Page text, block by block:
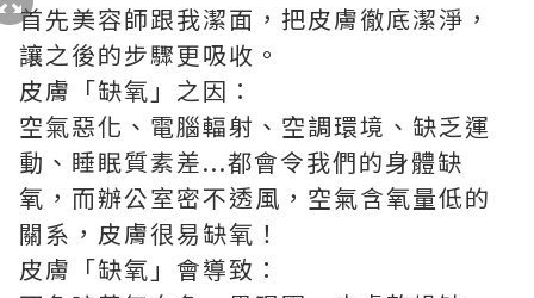
首先美容師跟我潔面，把皮膚徹底潔淨，
讓之後的步驟更吸收。
皮膚「缺氧」之因：
空氣惡化、電腦輻射、空調環境、缺乏運
動、睡眠質素差...都會令我們的身體缺
氧，而辦公室密不透風，空氣含氧量低的
關系，皮膚很易缺氧！
皮膚「缺氧」會導致：